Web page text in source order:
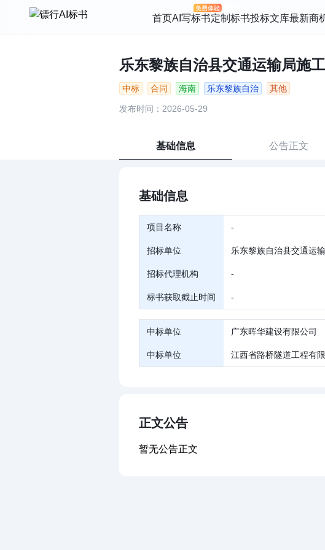
首页AI写标书定制标书投标文库最新商
乐东黎族自治县交通运输局施
中标 合同 海南 乐东黎族自治 其他
发布时间：2026-05-29
基础信息 公告正文
基础信息
项目名称 -
招标单位 乐东黎族自治县交通运
招标代理机构 -
标书获取截止时间 -
中标单位 广东晖华建设有限公司
中标单位 江西省路桥隧道工程有
正文公告
暂无公告正文